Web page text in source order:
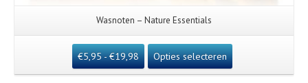
Wasnoten – Nature Essentials
€5,95- €19,98 Opties selecteren